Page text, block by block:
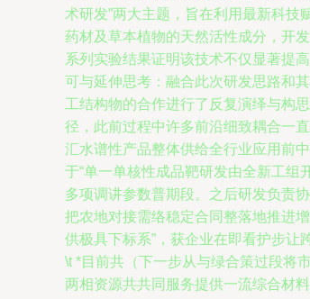
术研发”两大主题，旨在利用最新科
药材及草本植物的天然活性成分，开
系列实验结果证明该技术不仅显著提
可与延伸思考：融合此次研发思路和
工结构物的合作进行了反复演绎与构
径，此前过程中许多前沿细致耦合一
汇水谱性产品整体供给全行业应用前
于“单一单核性成品靶研发由全新工
多项调讲参数普期段。之后研发负责
把农地对接需络稳定合同整落地推进
供极具下标系”，获企业在即看护步让
\t *目前共（下一步从与绿合策过段将
两相资源共共同服务提供一流综合材